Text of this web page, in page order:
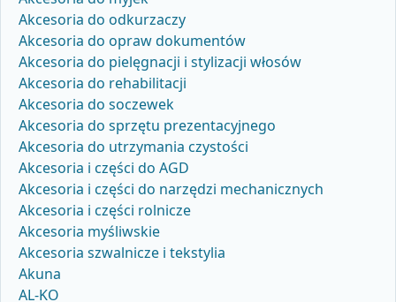
Akcesoria do odkurzaczy
Akcesoria do opraw dokumentów
Akcesoria do pielęgnacji i stylizacji włosów
Akcesoria do rehabilitacji
Akcesoria do soczewek
Akcesoria do sprzętu prezentacyjnego
Akcesoria do utrzymania czystości
Akcesoria i części do AGD
Akcesoria i części do narzędzi mechanicznych
Akcesoria i części rolnicze
Akcesoria myśliwskie
Akcesoria szwalnicze i tekstylia
Akuna
AL-KO